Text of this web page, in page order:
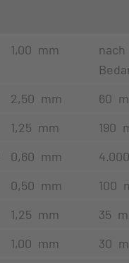
1,00 mm
nach
2,50 mm 60
1,25 mm 190
0,60 mm
0,50 mm 100
1,25 mm 35
1,00 mm 30